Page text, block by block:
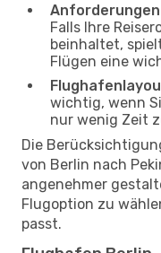
Falls Ihre
beinhaltet,
Flügen eine
wichtig, wenn
nur wenig Zeit
Die
von Berlin nach
angenehmer
Flugoption zu
passt.